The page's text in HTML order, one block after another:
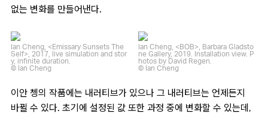
없는 변화를 만들어낸다.
Ian Cheng, <Emissary Sunsets The
Self>, 2017, live simulation and stor
y, infinite duration.
© Ian Cheng
Ian Cheng, <BOB>, Barbara Gladsto
ne Gallery, 2019. Installation view. P
hotos by David Regen.
© Ian Cheng
이안 쳉의 작품에는 내러티브가 있으나 그 내러티브는 언제든지
바뀔 수 있다. 초기에 설정된 값 또한 과정 중에 변화할 수 있는데,